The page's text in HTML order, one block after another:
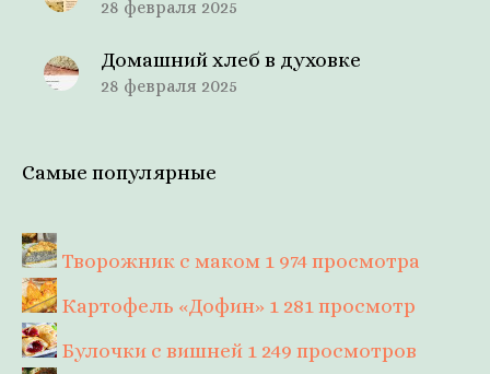
28 февраля 2025
Домашний хлеб в духовке
28 февраля 2025
Самые популярные
Творожник с маком 1 974 просмотра
Картофель «Дофин» 1 281 просмотр
Булочки с вишней 1 249 просмотров